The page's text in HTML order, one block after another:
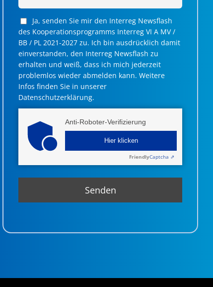
Ja, senden Sie mir den Interreg Newsflash
des Kooperationsprogramms Interreg VI A MV /
BB / PL 2021-2027 zu. Ich bin ausdrücklich damit
einverstanden, den Interreg Newsflash zu
erhalten und weiß, dass ich mich jederzeit
problemlos wieder abmelden kann. Weitere
Infos finden Sie in unserer
Datenschutzerklärung.
Anti-Roboter-Verifizierung
Hier klicken
FriendlyCaptcha ⇗